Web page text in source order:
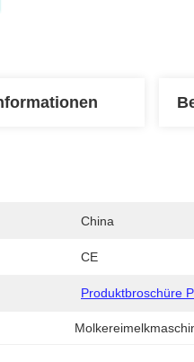
China
CE
Produktbroschüre